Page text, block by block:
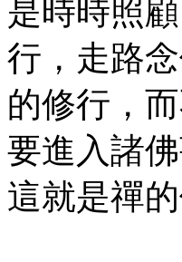
是時時照
行，走路
的修行，
要進入諸
這就是禪的